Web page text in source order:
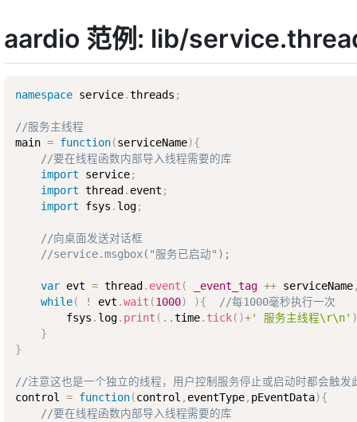
aardio 范例: lib/
namespace service.threads ;
//服务主线程
main = function(serviceName){
//要在线程函数内部导入线程需要的库
import service;
import thread . event ;
import fsys . log;
//向桌面发送对话框
//service.msgbox("服务已启动");
var evt = thread . event ( _event_tag ++ serviceName
while( ! evt .wait (1000) ){
//每1000毫秒执行一次
        fsys
. log. print ( ..time. tick( )+' 服务主线程\r\n' )
}
}
//注意这也是一个独立的线程，用户控制服务停止或启动时都会触发
control = function(control , eventType, pEventData){
//要在线程函数内部导入线程需要的库